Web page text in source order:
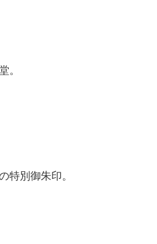
。
特別御朱印。